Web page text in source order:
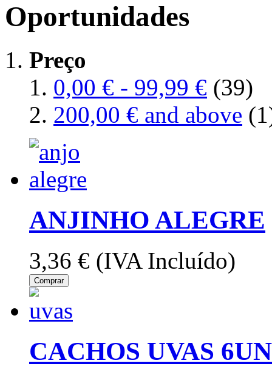
Oportunidades
Preço
0,00 € - 99,99 € (39)
200,00 € and above
ANJINHO ALEGRE
3,36 € (IVA Incluído)
Comprar
CACHOS UVAS 6UN